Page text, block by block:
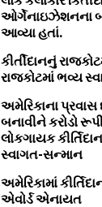
ઓર્ગેનાઇઝેશનના
આવ્યા હતાં.
કીર્તીદાનનું
રાજકોટમાં ભવ્ય
અમેરિકાના પ્રવાસ
બનાવીને કરોડો
લોકગાયક
સ્વાગત-સન્માન
અમેરિકામાં
એવોર્ડ એનાયત